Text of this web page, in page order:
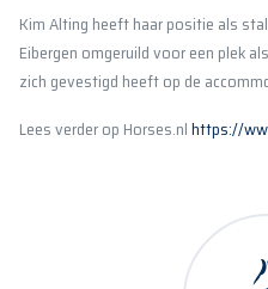
Kim Alting heeft haar positie als
Eibergen omgeruild voor een plek
zich gevestigd heeft op de
Lees verder op Horses.nlhttps://